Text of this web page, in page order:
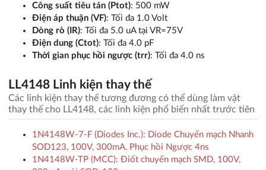
Công suất tiêu tán (Ptot): 500 mW
Điện áp thuận (VF): Tối đa 1.0 Volt
Dòng rò (IR): Tối đa 5.0 uA tại VR=75V
Điện dung (Ctot): Tối đa 4.0 pF
Thời gian phục hồi ngược (trr): Tối đa 4.0 ns
LL4148 Linh kiện thay thế
Các linh kiện thay thế tương đương có thể dùng làm vật
thay thế cho LL4148, các linh kiện phổ biến nhất trước tiên
1N4148W-7-F (Diodes Inc.): Diode Chuyển mạch Nhanh
SOD123, 100V, 300mA, Phục hồi Ngược 4ns
1N4148W-TP (MCC): Điốt chuyển mạch SMD, 100V,